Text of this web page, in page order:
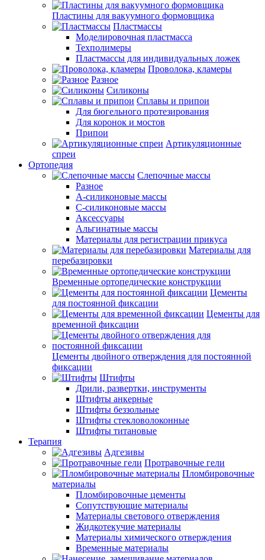
Пластины для вакуумного формовщика
Пластмассы
Моделировочная пластмасса
Техполимеры
Пластмассы для индивидуальных ложек
Проволока, кламеры
Разное
Силиконы
Сплавы и припои
Для бюгельного протезирования
Для коронок и мостов
Припои
Артикуляционные
спреи
Ортопедия
Слепочные массы
Разное
А-силиконовые массы
С-силиконовые массы
Аксессуары
Альгинатные массы
Материалы для регистрации прикуса
Материалы для
перебазировки
Временные ортопедические конструкции
Цементы
для постоянной фиксации
Цементы для
временной фиксации
Цементы двойного отверждения для постоянной
фиксации
Штифты
Дрили, развертки, инструменты
Штифты анкерные
Штифты беззольные
Штифты стекловолоконные
Штифты титановые
Терапия
Адгезивы
Протравочные гели
Пломбировочные
материалы
Пломбировочные цементы
Сопутствующие материалы
Материалы светового отверждения
Жидкотекучие материалы
Материалы химического отверждения
Временные материалы